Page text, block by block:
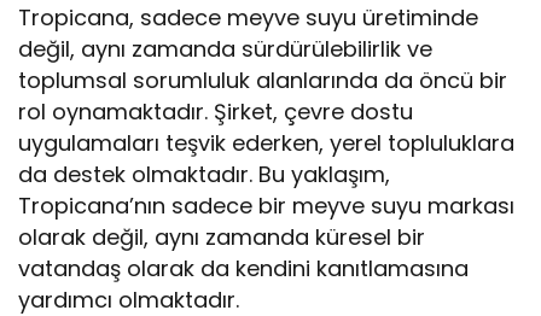
Tropicana, sadece meyve suyu üretiminde
değil, aynı zamanda sürdürülebilirlik ve
toplumsal sorumluluk alanlarında da öncü bir
rol oynamaktadır. Şirket, çevre dostu
uygulamaları teşvik ederken, yerel topluluklara
da destek olmaktadır. Bu yaklaşım,
Tropicana’nın sadece bir meyve suyu markası
olarak değil, aynı zamanda küresel bir
vatandaş olarak da kendini kanıtlamasına
yardımcı olmaktadır.